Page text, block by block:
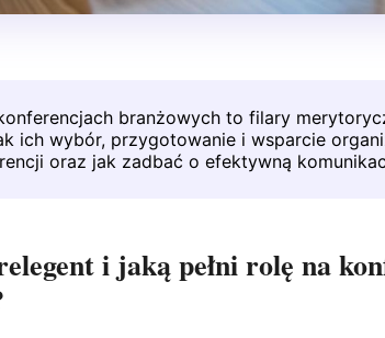
branżowych to filary
ich wybór, przygotowanie i wsparcie
oraz jak zadbać o efektywną
i jaką pełni rolę na